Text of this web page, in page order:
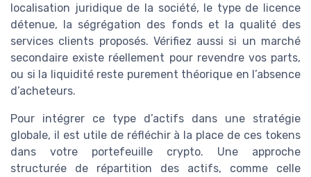
localisation juridique de la société, le type de licence
détenue, la ségrégation des fonds et la qualité des
services clients proposés. Vérifiez aussi si un marché
secondaire existe réellement pour revendre vos parts,
ou si la liquidité reste purement théorique en l’absence
d’acheteurs.
Pour intégrer ce type d’actifs dans une stratégie
globale, il est utile de réfléchir à la place de ces tokens
dans votre portefeuille crypto. Une approche
structurée de répartition des actifs, comme celle